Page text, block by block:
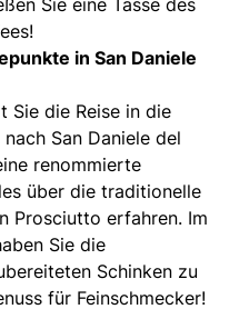
Sie eine Tasse des
in San Daniele
Sie die Reise in die
San Daniele del
renommierte
über die traditionelle
Prosciutto erfahren. Im
Sie die
Schinken zu
für Feinschmecker!